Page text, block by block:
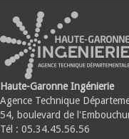
Haute-Garonne Ingénierie
Agence Technique
54, boulevard de
Tél : 05.34.45.56.56